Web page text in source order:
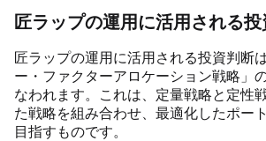
匠ラップの運用に活用される
匠ラップの運用に活用される投資判断
ー・ファクターアロケーション戦略」
なわれます。これは、定量戦略と定性
た戦略を組み合わせ、最適化したポー
目指すものです。